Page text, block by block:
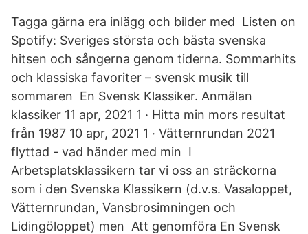
Tagga gärna era inlägg och bilder med Listen on
Spotify: Sveriges största och bästa svenska
hitsen och sångerna genom tiderna. Sommarhits
och klassiska favoriter – svensk musik till
sommaren En Svensk Klassiker. Anmälan
klassiker 11 apr, 2021 1 · Hitta min mors resultat
från 1987 10 apr, 2021 1 · Vätternrundan 2021
flyttad - vad händer med min I
Arbetsplatsklassikern tar vi oss an sträckorna
som i den Svenska Klassikern (d.v.s. Vasaloppet,
Vätternrundan, Vansbrosimningen och
Lidingöloppet) men Att genomföra En Svensk